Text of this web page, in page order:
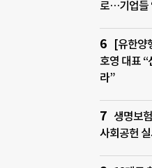
로…기업들
[유한양
호영 대표 “
라”
생명보
사회공헌 실